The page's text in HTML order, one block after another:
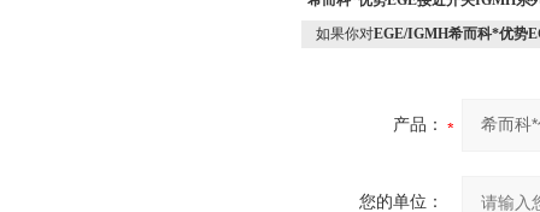
如果你对EGE/IGMH希而科*优势
产品：
您的单位：